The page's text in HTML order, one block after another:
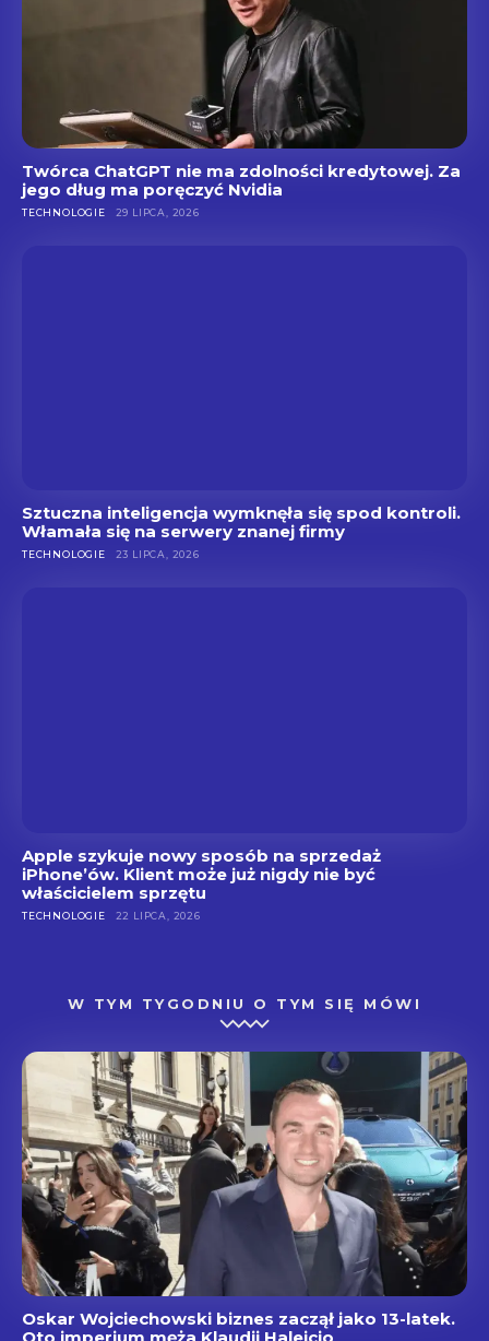
Twórca ChatGPT nie ma zdolności kredytowej. Za
jego dług ma poręczyć Nvidia
TECHNOLOGIE 29 LIPCA, 2026
Sztuczna inteligencja wymknęła się spod kontroli.
Włamała się na serwery znanej firmy
TECHNOLOGIE 23 LIPCA, 2026
Apple szykuje nowy sposób na sprzedaż
iPhone’ów. Klient może już nigdy nie być
właścicielem sprzętu
TECHNOLOGIE 22 LIPCA, 2026
W TYM TYGODNIU O TYM SIĘ MÓWI
Oskar Wojciechowski biznes zaczął jako 13-latek.